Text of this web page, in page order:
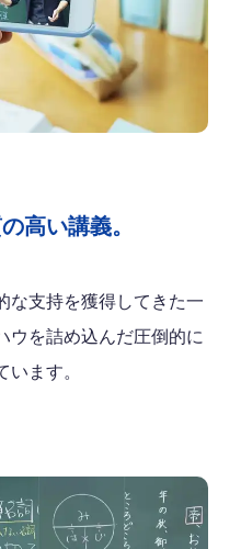
高い講義。
な支持を獲得してきた一
ウを詰め込んだ圧倒的に
ます。